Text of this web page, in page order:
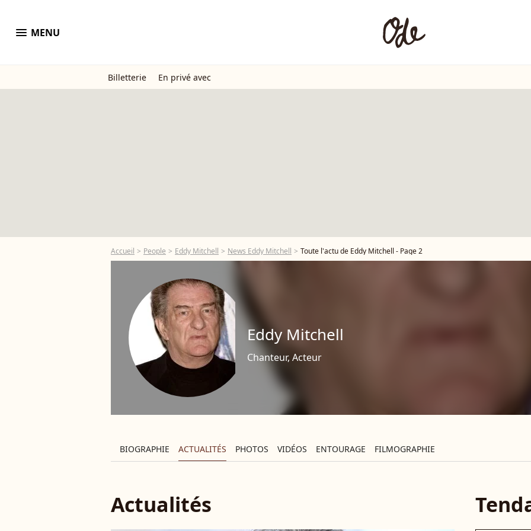
menu MENU
Billetterie En privé avec
Accueil People Eddy Mitchell News Eddy Mitchell Toute l'actu de Eddy Mitchell - Page 2
Eddy Mitchell
Chanteur, Acteur
BIOGRAPHIE ACTUALITÉS PHOTOS VIDÉOS ENTOURAGE FILMOGRAPHIE
Actualités